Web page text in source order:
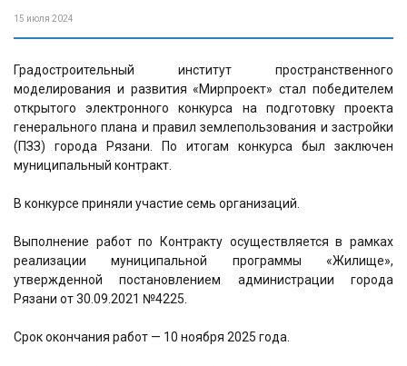
15 июля 2024
Градостроительный институт пространственного
моделирования и развития «Мирпроект» стал победителем
открытого электронного конкурса на подготовку проекта
генерального плана и правил землепользования и застройки
(ПЗЗ) города Рязани. По итогам конкурса был заключен
муниципальный контракт.
В конкурсе приняли участие семь организаций.
Выполнение работ по Контракту осуществляется в рамках
реализации муниципальной программы «Жилище»,
утвержденной постановлением администрации города
Рязани от 30.09.2021 №4225.
Срок окончания работ — 10 ноября 2025 года.